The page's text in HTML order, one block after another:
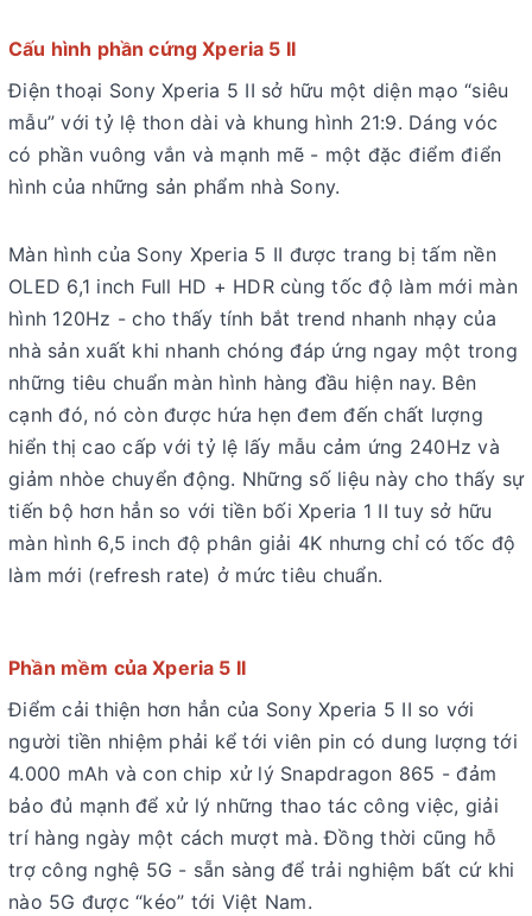
Cấu hình phần cứng Xperia 5 II
Điện thoại Sony Xperia 5 II sở hữu một diện mạo “siêu
mẫu” với tỷ lệ thon dài và khung hình 21:9. Dáng vóc
có phần vuông vắn và mạnh mẽ - một đặc điểm điển
hình của những sản phẩm nhà Sony.
Màn hình của Sony Xperia 5 II được trang bị tấm nền
OLED 6,1 inch Full HD + HDR cùng tốc độ làm mới màn
hình 120Hz - cho thấy tính bắt trend nhanh nhạy của
nhà sản xuất khi nhanh chóng đáp ứng ngay một trong
những tiêu chuẩn màn hình hàng đầu hiện nay. Bên
cạnh đó, nó còn được hứa hẹn đem đến chất lượng
hiển thị cao cấp với tỷ lệ lấy mẫu cảm ứng 240Hz và
giảm nhòe chuyển động. Những số liệu này cho thấy sự
tiến bộ hơn hẳn so với tiền bối Xperia 1 II tuy sở hữu
màn hình 6,5 inch độ phân giải 4K nhưng chỉ có tốc độ
làm mới (refresh rate) ở mức tiêu chuẩn.
Phần mềm của Xperia 5 II
Điểm cải thiện hơn hẳn của Sony Xperia 5 II so với
người tiền nhiệm phải kể tới viên pin có dung lượng tới
4.000 mAh và con chip xử lý Snapdragon 865 - đảm
bảo đủ mạnh để xử lý những thao tác công việc, giải
trí hàng ngày một cách mượt mà. Đồng thời cũng hỗ
trợ công nghệ 5G - sẵn sàng để trải nghiệm bất cứ khi
nào 5G được “kéo” tới Việt Nam.